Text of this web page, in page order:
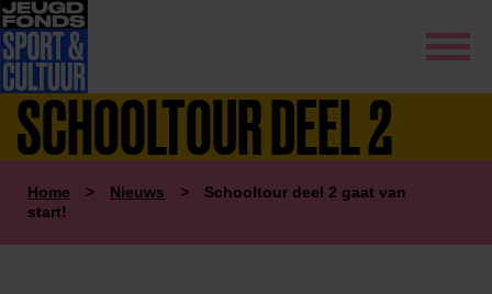
SCHOOLTOUR DEEL 2
Home > Nieuws >
Schooltour deel 2 gaat van
start!